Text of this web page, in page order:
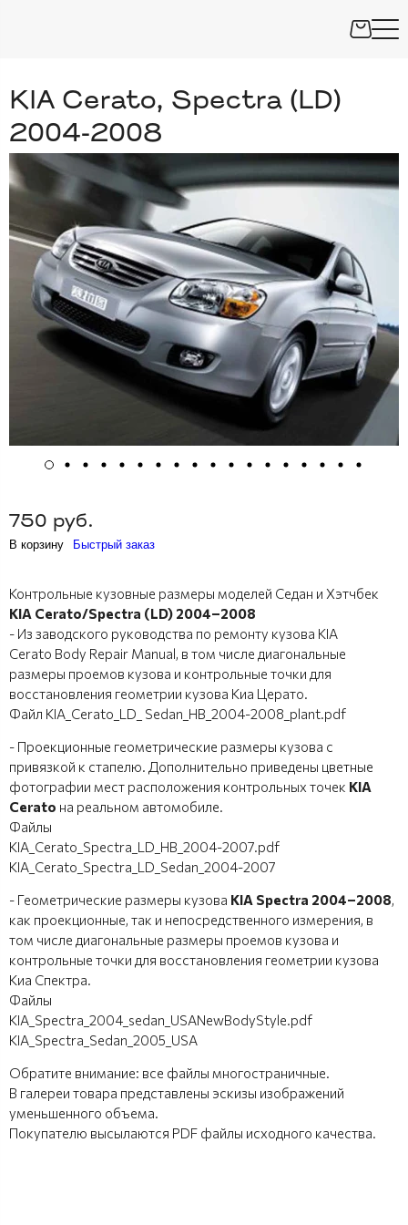
KIA Cerato, Spectra (LD)
2004-2008
750 руб.
В корзину Быстрый заказ
Контрольные кузовные размеры моделей Седан и Хэтчбек
KIA Cerato/Spectra (LD) 2004–2008​
- Из заводского руководства по ремонту кузова KIA
Cerato Body Repair Manual, в том числе диагональные
размеры проемов кузова и контрольные точки для
восстановления геометрии кузова Киа Церато.
Файл KIA_Cerato_LD_ Sedan_HB_2004-2008_plant.pdf
- Проекционные геометрические размеры кузова с
привязкой к стапелю. Дополнительно приведены цветные
фотографии мест расположения контрольных точек KIA
Cerato на реальном автомобиле.
Файлы
KIA_Cerato_Spectra_LD_HB_2004-2007.pdf
KIA_Cerato_Spectra_LD_Sedan_2004-2007
- Геометрические размеры кузова KIA Spectra 2004–2008,
как проекционные, так и непосредственного измерения, в
том числе диагональные размеры проемов кузова и
контрольные точки для восстановления геометрии кузова
Киа Спектра.
Файлы
KIA_Spectra_2004_sedan_USANewBodyStyle.pdf
KIA_Spectra_Sedan_2005_USA
Обратите внимание: все файлы многостраничные.
В галереи товара представлены эскизы изображений
уменьшенного объема.
Покупателю высылаются PDF файлы исходного качества.